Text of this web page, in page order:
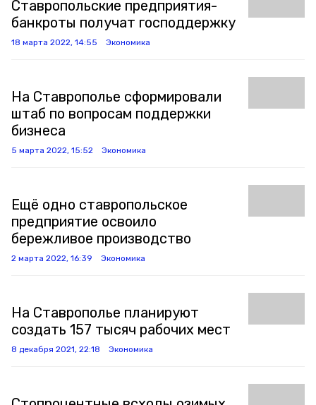
Ставропольские предприятия-
банкроты получат господдержку
18 марта 2022, 14:55 Экономика
На Ставрополье сформировали
штаб по вопросам поддержки
бизнеса
5 марта 2022, 15:52 Экономика
Ещё одно ставропольское
предприятие освоило
бережливое производство
2 марта 2022, 16:39 Экономика
На Ставрополье планируют
создать 157 тысяч рабочих мест
8 декабря 2021, 22:18 Экономика